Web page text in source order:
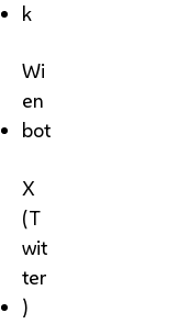
k
Wi
en
bot
X
(T
wit
ter
)